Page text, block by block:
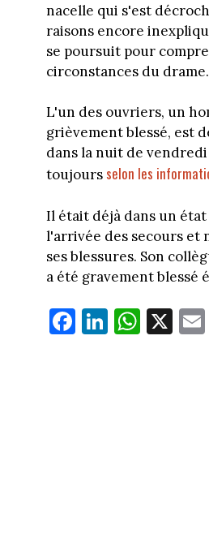
nacelle qui s'est
raisons encore
se poursuit pour
circonstances du drame.
L'un des ouvriers, un
grièvement blessé, est
dans la nuit de vendredi
toujoursselon les
Il était déjà dans un
l'arrivée des secours et
ses blessures. Son
a été gravement blessé
Fa
ce
Li
nk
W
ha
X